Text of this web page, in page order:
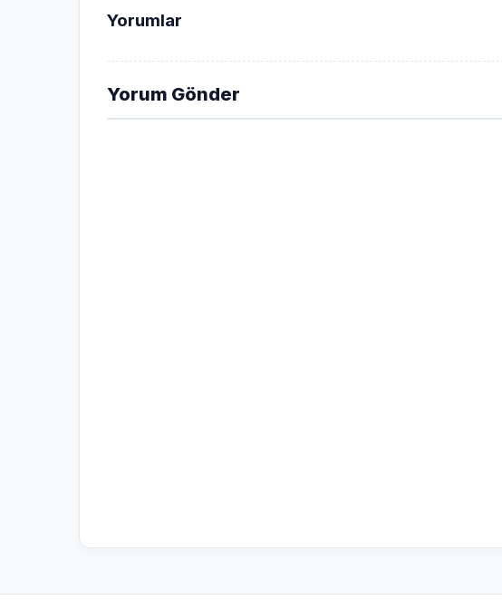
Yorumlar
Yorum Gönder